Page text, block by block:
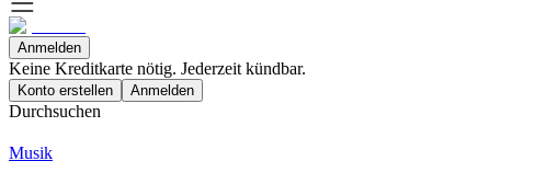
Anmelden
Keine Kreditkarte nötig. Jederzeit kündbar.
Konto erstellen Anmelden
Durchsuchen
Musik